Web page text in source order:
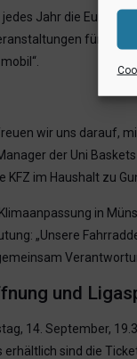
Jahr die
für
wir uns darauf,
der Uni
im Haushalt zu
in
„Unsere
und
14. September,
sind die